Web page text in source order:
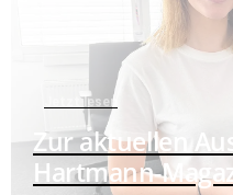
Jetzt lesen
Zur aktuellen
Hartmann-